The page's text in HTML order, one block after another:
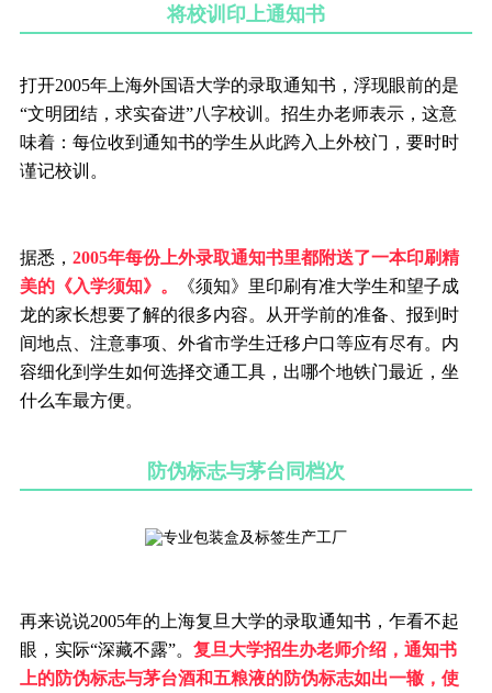
将校训印上通知书
打开2005年上海外国语大学的录取通知书，浮现眼前的是
“文明团结，求实奋进”八字校训。招生办老师表示，这意
味着：每位收到通知书的学生从此跨入上外校门，要时时
谨记校训。
据悉， 2005年每份上外录取通知书里都附送了一本印刷精
美的《入学须知》。
《须知》里印刷有准大学生和望子成
龙的家长想要了解的很多内容。从开学前的准备、报到时
间地点、注意事项、外省市学生迁移户口等应有尽有。内
容细化到学生如何选择交通工具，出哪个地铁门最近，坐
什么车最方便。
防伪标志与茅台同档次
再来说说2005年的上海复旦大学的录取通知书，乍看不起
眼，实际“深藏不露”。 复旦大学招生办老师介绍，通知书
上的防伪标志与茅台酒和五粮液的防伪标志如出一辙，使